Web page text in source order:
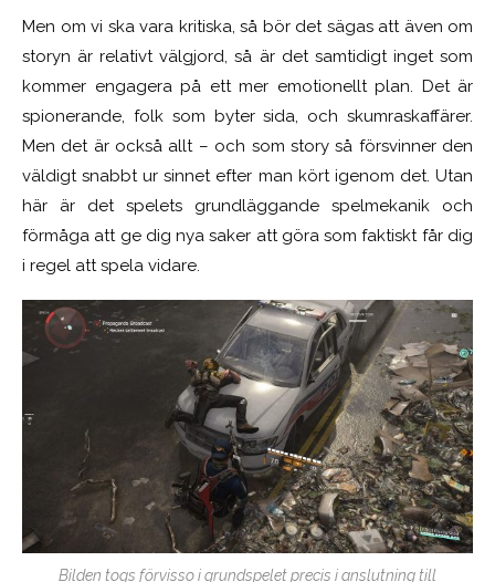
Men om vi ska vara kritiska, så bör det sägas att även om
storyn är relativt välgjord, så är det samtidigt inget som
kommer engagera på ett mer emotionellt plan. Det är
spionerande, folk som byter sida, och skumraskaffärer.
Men det är också allt – och som story så försvinner den
väldigt snabbt ur sinnet efter man kört igenom det. Utan
här är det spelets grundläggande spelmekanik och
förmåga att ge dig nya saker att göra som faktiskt får dig
i regel att spela vidare.
Bilden togs förvisso i grundspelet precis i anslutning till